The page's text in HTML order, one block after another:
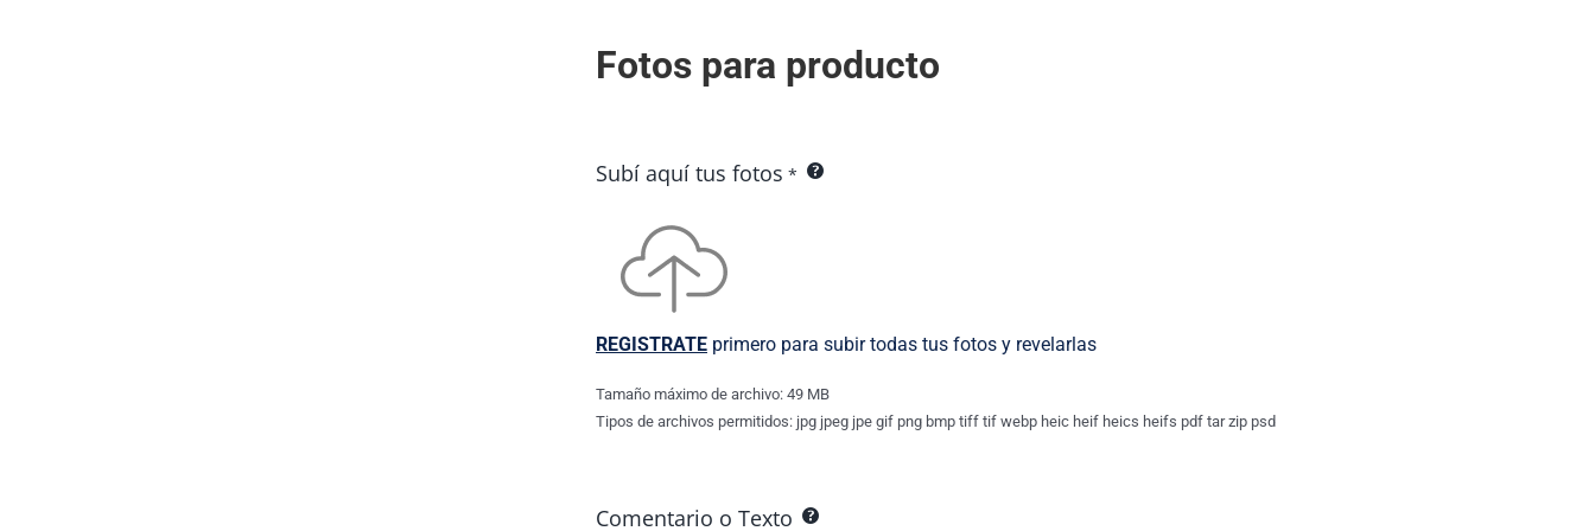
Fotos para producto
Subí aquí tus fotos *
REGISTRATE primero para subir todas tus fotos y revelarlas
Tamaño máximo de archivo: 49 MB
Tipos de archivos permitidos: jpg jpeg jpe gif png bmp tiff tif webp heic heif heics heifs pdf tar zip psd
Comentario o Texto